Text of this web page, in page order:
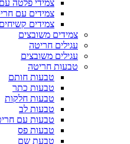
צמידי פלטה
צמידים עם
צמידים קשיחים
צמידים משובצים
עגילים חריטה
עגילים משובצים
טבעות חריטה
טבעות חותם
טבעות כתר
טבעות חלקות
טבעות לב
טבעות עם
טבעות פס
טבעת שם